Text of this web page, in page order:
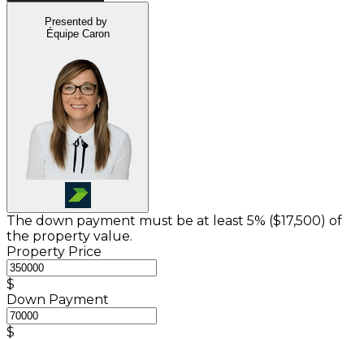
Presented by
Équipe Caron
The down payment must be at least 5% ($17,500) of
the property value.
Property Price
$
Down Payment
$